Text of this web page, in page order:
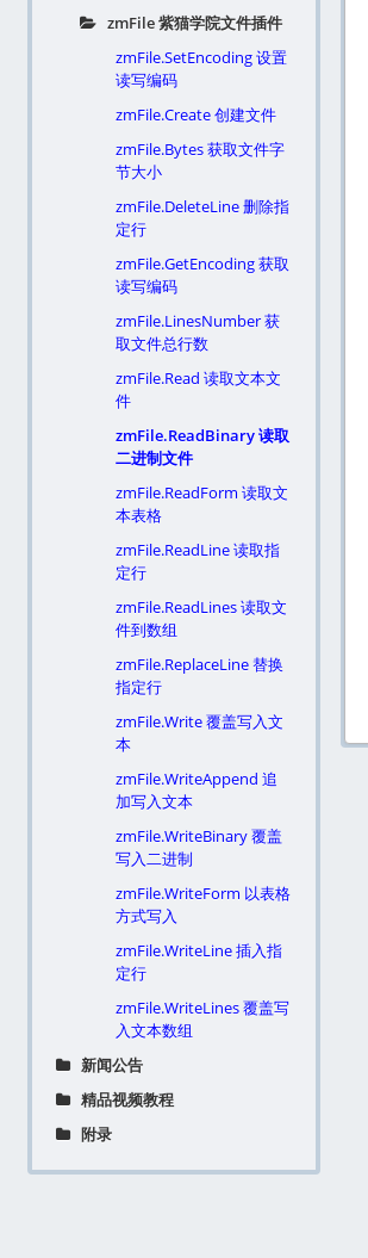
zmFile 紫猫学院文件插件
zmFile.SetEncoding 设置
读写编码
zmFile.Create 创建文件
zmFile.Bytes 获取文件字
节大小
zmFile.DeleteLine 删除指
定行
zmFile.GetEncoding 获取
读写编码
zmFile.LinesNumber 获
取文件总行数
zmFile.Read 读取文本文
件
zmFile.ReadBinary 读取
二进制文件
zmFile.ReadForm 读取文
本表格
zmFile.ReadLine 读取指
定行
zmFile.ReadLines 读取文
件到数组
zmFile.ReplaceLine 替换
指定行
zmFile.Write 覆盖写入文
本
zmFile.WriteAppend 追
加写入文本
zmFile.WriteBinary 覆盖
写入二进制
zmFile.WriteForm 以表格
方式写入
zmFile.WriteLine 插入指
定行
zmFile.WriteLines 覆盖写
入文本数组
新闻公告
精品视频教程
附录